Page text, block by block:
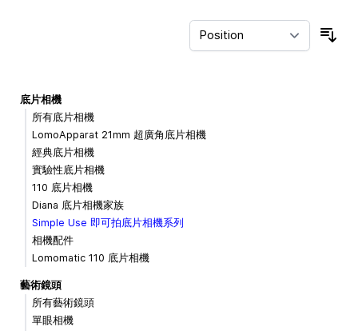
底片相機
所有底片相機
LomoApparat 21mm 超廣角底片相機
經典底片相機
實驗性底片相機
110 底片相機
Diana 底片相機家族
Simple Use 即可拍底片相機系列
相機配件
Lomomatic 110 底片相機
藝術鏡頭
所有藝術鏡頭
單眼相機